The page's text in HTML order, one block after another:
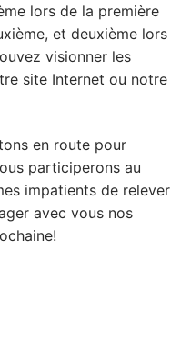
lors de la première
et deuxième lors
visionner les
site Internet ou notre
en route pour
participerons au
impatients de relever
avec vous nos